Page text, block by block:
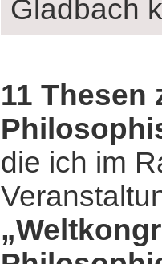
Gladbach
11 Thesen
die ich im